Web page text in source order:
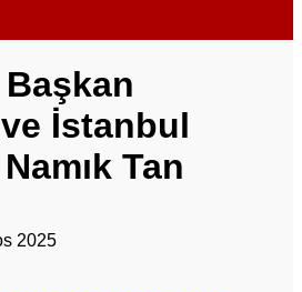
Başkan
ve İstanbul
Tan
2025